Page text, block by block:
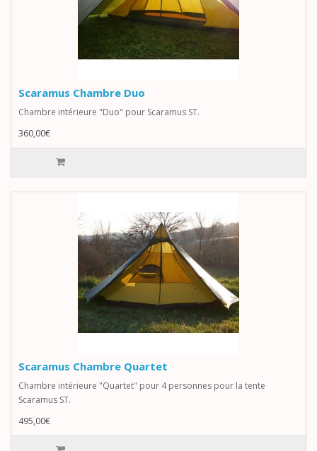
Scaramus Chambre Duo
Chambre intérieure "Duo" pour Scaramus ST.
360,00€
Scaramus Chambre Quartet
Chambre intérieure "Quartet" pour 4 personnes pour la tente
Scaramus ST.
495,00€